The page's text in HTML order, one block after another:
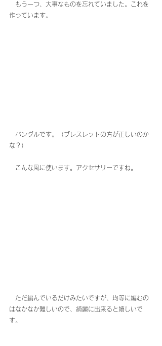
もう一つ、大事なものを忘れていました。これを
作っています。
バングルです。（ブレスレットの方が正しいのか
な？）
こんな風に使います。アクセサリーですね。
ただ編んでいるだけみたいですが、均等に編むの
はなかなか難しいので、綺麗に出来ると嬉しいで
す。